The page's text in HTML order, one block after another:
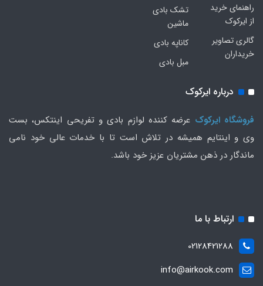
راهنمای خرید
از ایرکوک
گالری تصاویر
خریداران
تشک بادی
ماشین
کاناپه بادی
مبل بادی
درباره ایرکوک
فروشگاه ایرکوک عرضه کننده لوازم بادی و تفریحی اینتکس، بست
وی و اینتایم همیشه در تلاش است تا با خدمات عالی خود نامی
ماندگار در ذهن مشتریان عزیز خود باشد.
ارتباط با ما
02128421288
info@airkook.com